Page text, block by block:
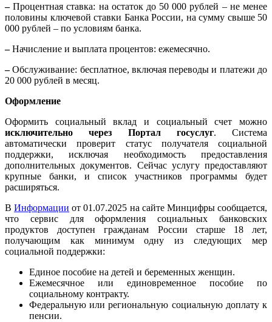
–Процентная ставка: на остаток до 50 000 рублей – не менее
половины ключевой ставки Банка России, на сумму свыше 50
000 рублей – по условиям банка.
–Начисление и выплата процентов: ежемесячно.
–Обслуживание: бесплатное, включая переводы и платежи до
20 000 рублей в месяц.
Оформление
Оформить социальный вклад и социальный счет можно
исключительно через Портал госуслуг. Система
автоматически проверит статус получателя социальной
поддержки, исключая необходимость предоставления
дополнительных документов. Сейчас услугу предоставляют
крупные банки, и список участников программы будет
расширяться.
ВИнформации от 01.07.2025 на сайте Минцифры сообщается,
что сервис для оформления социальных банковских
продуктов доступен гражданам России старше 18 лет,
получающим как минимум одну из следующих мер
социальной поддержки:
Единое пособие на детей и беременных женщин.
Ежемесячное или единовременное пособие по
социальному контракту.
Федеральную или региональную социальную доплату к
пенсии.